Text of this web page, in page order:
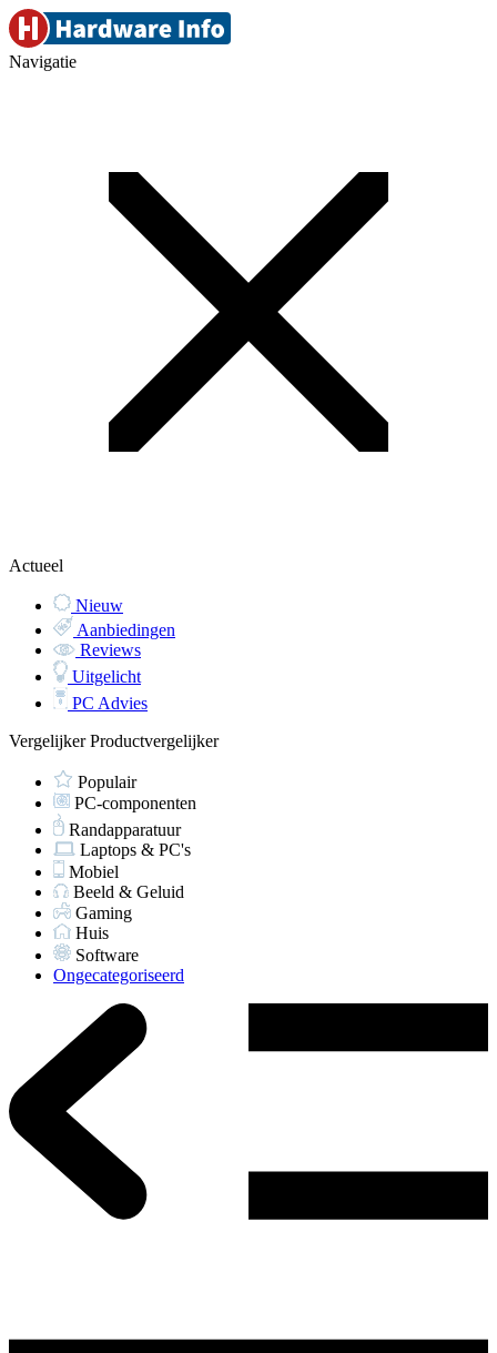
Navigatie
Actueel
Nieuw
Aanbiedingen
Reviews
Uitgelicht
PC Advies
VergelijkerProductvergelijker
Populair
PC-componenten
Randapparatuur
Laptops & PC's
Mobiel
Beeld & Geluid
Gaming
Huis
Software
Ongecategoriseerd